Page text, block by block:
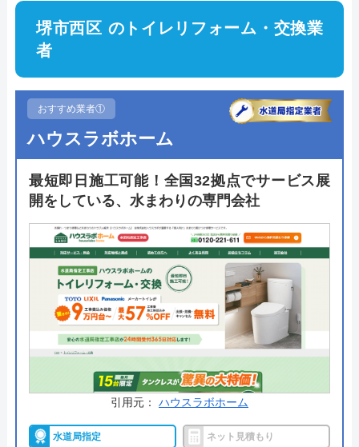
堺市西区 のトイレリフォーム・交換業
者
おすすめ業者①
ハウスラボホーム
最短即日施工可能！全国32拠点でサービス展
開をしている、水まわりの専門会社
引用元： ハウスラボホーム
水道局指定 ネット見積もり